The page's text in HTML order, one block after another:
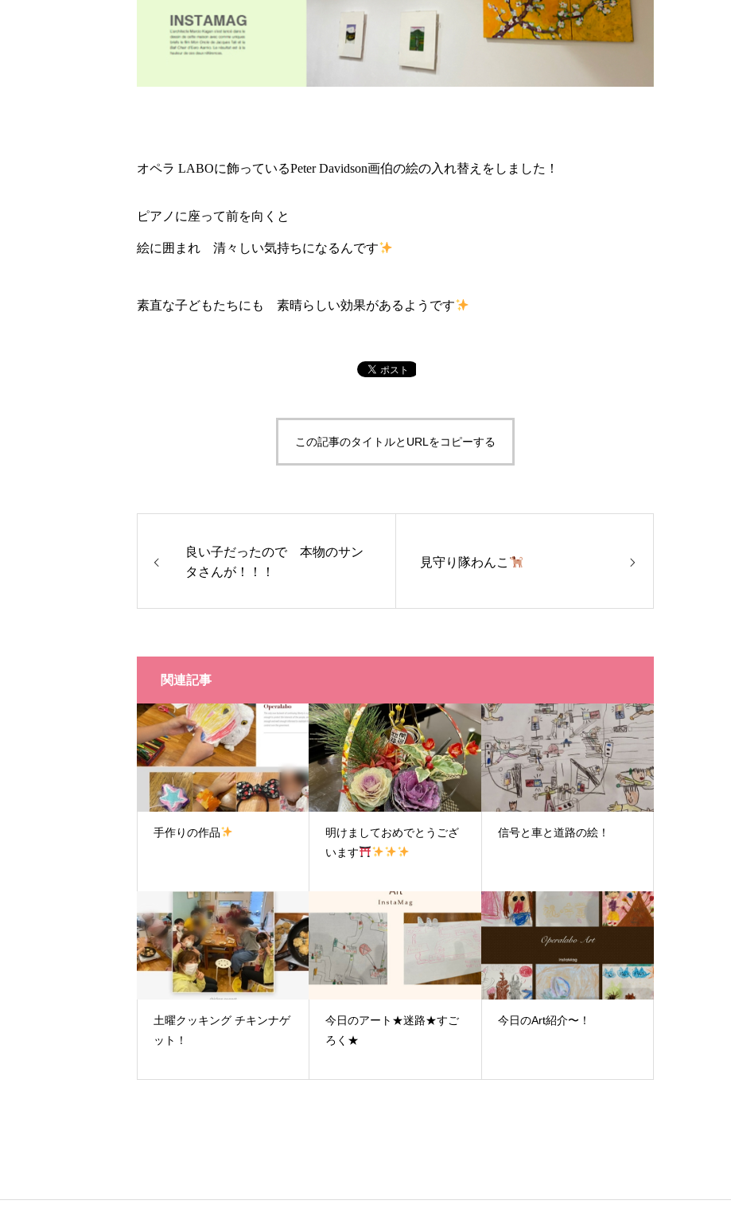
オペラ LABOに飾っているPeter Davidson画伯の絵の入れ替えをしました！
ピアノに座って前を向くと
絵に囲まれ 清々しい気持ちになるんです
素直な子どもたちにも 素晴らしい効果があるようです
この記事のタイトルとURLをコピーする
良い子だったので 本物のサン
タさんが！！！
見守り隊わんこ
関連記事
手作りの作品
明けましておめでとうござ
います
信号と車と道路の絵！
土曜クッキング チキンナゲ
ット！
今日のアート★迷路★すご
ろく★
今日のArt紹介〜！